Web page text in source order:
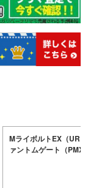
MライボルトEX（UR
ァントムゲート（